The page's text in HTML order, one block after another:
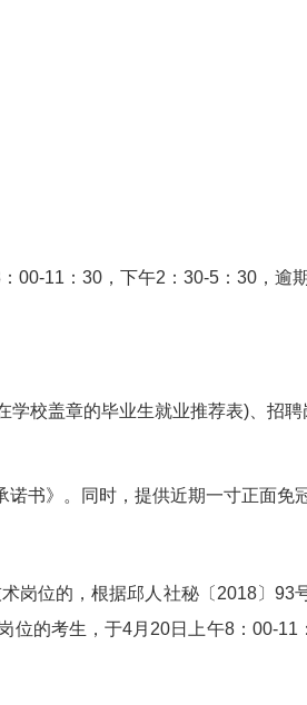
00-11：30，下午2：30-5：30，逾期
校盖章的毕业生就业推荐表)、招
书》。同时，提供近期一寸正面免
岗位的，根据邱人社秘〔2018〕93
的考生，于4月20日上午8：00-11